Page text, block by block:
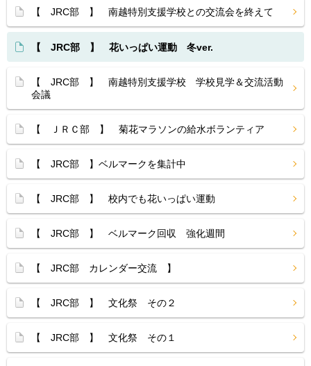
【 JRC部 】 南越特別支援学校との交流会を終えて
【 JRC部 】 花いっぱい運動 冬ver.
【 JRC部 】 南越特別支援学校 学校見学＆交流活動
会議
【 ＪＲＣ部 】 菊花マラソンの給水ボランティア
【 JRC部 】ベルマークを集計中
【 JRC部 】 校内でも花いっぱい運動
【 JRC部 】 ベルマーク回収 強化週間
【 JRC部 カレンダー交流 】
【 JRC部 】 文化祭 その２
【 JRC部 】 文化祭 その１